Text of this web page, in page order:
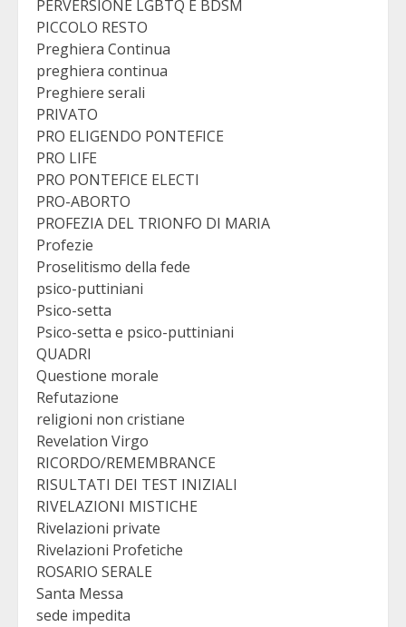
PERVERSIONE LGBTQ E BDSM
PICCOLO RESTO
Preghiera Continua
preghiera continua
Preghiere serali
PRIVATO
PRO ELIGENDO PONTEFICE
PRO LIFE
PRO PONTEFICE ELECTI
PRO-ABORTO
PROFEZIA DEL TRIONFO DI MARIA
Profezie
Proselitismo della fede
psico-puttiniani
Psico-setta
Psico-setta e psico-puttiniani
QUADRI
Questione morale
Refutazione
religioni non cristiane
Revelation Virgo
RICORDO/REMEMBRANCE
RISULTATI DEI TEST INIZIALI
RIVELAZIONI MISTICHE
Rivelazioni private
Rivelazioni Profetiche
ROSARIO SERALE
Santa Messa
sede impedita